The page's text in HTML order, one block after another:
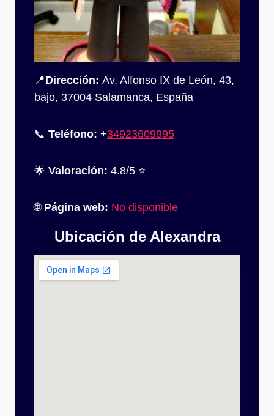
📍Dirección: Av. Alfonso IX de León, 43,
bajo, 37004 Salamanca, España
📞 Teléfono: +34923609995
🌟 Valoración: 4.8/5 ⭐
🌐 Página web: No disponible
Ubicación de Alexandra